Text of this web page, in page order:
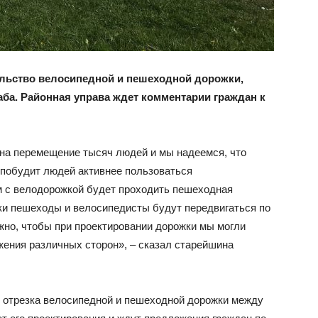
велосипедной и пешеходной дорожки,
Районная управа ждет комментарии граждан к
перемещение тысяч людей и мы надеемся, что
людей активнее пользоваться
велодорожкой будет проходить пешеходная
пешеходы и велосипедисты будут передвигаться по
чтобы при проектировании дорожки мы могли
различных сторон», – сказал старейшина
велосипедной и пешеходной дорожки между